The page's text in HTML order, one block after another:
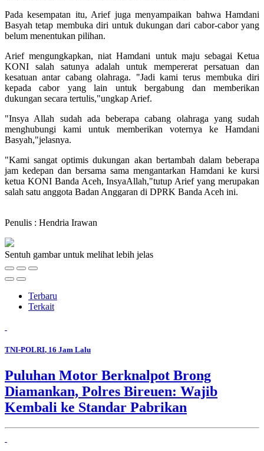
Pada kesempatan itu, Arief juga menyampaikan bahwa Hamdani
Basyah tetap membuka diri untuk dukungan dari cabor-cabor yang
belum menentukan pilihan.
Arief mengungkapkan, niat Hamdani untuk maju sebagai Ketua
KONI salah satunya adalah untuk mempererat persatuan dan
kesatuan antar cabang olahraga. "Jadi kami terus membuka diri
kepada cabor yang lain untuk bergabung dan memberikan
dukungan secara tertulis,"ungkap Arief.
"Insya Allah sudah ada beberapa cabang olahraga yang sudah
menghubungi kami untuk memberikan voternya ke Hamdani
Basyah,"jelasnya.
"Kami sangat optimis dukungan akan bertambah dalam beberapa
jam kedepan dan bersama sama mengantarkan Hamdani ke kursi
ketua KONI Banda Aceh, InsyaAllah,"tutup Arief yang merupakan
salah satu anggota Badan Anggaran di DPRK Banda Aceh ini.
Penulis : Hendria Irawan
Sentuh gambar untuk melihat lebih jelas
Terbaru
Terkait
TNI-POLRI, 16 Jam Lalu
Puluhan Motor Berknalpot Brong
Diamankan, Polres Bireuen: Wajib
Kembali ke Standar Pabrikan